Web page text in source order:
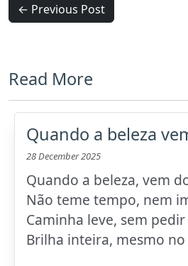
← Previous Post
Read More
Quando a beleza
28 December 2025
Quando a beleza, vem
Não teme tempo, nem
Caminha leve, sem
Brilha inteira, mesmo no